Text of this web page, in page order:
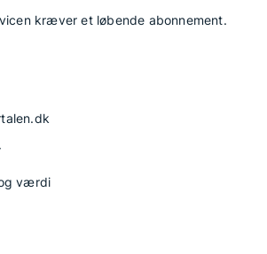
kræver et løbende abonnement.
værdi